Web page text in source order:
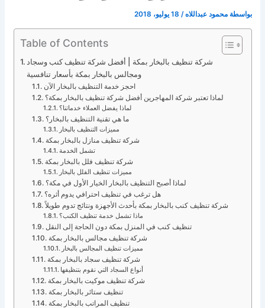
بواسطة محمود عبداللاه/ 18 يوليو، 2018
Table of Contents
شركة تنظيف بالبخار بمكة | أفضل شركة تنظيف كنب وسجاد
ومجالس بالبخار بمكة بأسعار تنافسية
احجز خدمة التنظيف بالبخار الآن
لماذا تعتبر شركة المهاجرين أفضل شركة تنظيف بالبخار بمكة؟
لماذا يفضل العملاء خدماتنا؟
ما هي تقنية التنظيف بالبخار؟
مميزات التنظيف بالبخار
شركة تنظيف منازل بالبخار بمكة
تشمل الخدمة
شركة تنظيف فلل بالبخار بمكة
مميزات تنظيف الفلل بالبخار
لماذا أصبح التنظيف بالبخار الخيار الأول في مكة؟
هل ترغب في تنظيف احترافي يدوم أثره؟
شركة تنظيف كنب بالبخار بمكة بأحدث الأجهزة ونتائج تدوم طويلاً
ماذا تشمل خدمة تنظيف الكنب؟
تنظيف كنب في المنزل بمكة دون الحاجة إلى النقل
شركة تنظيف مجالس بالبخار بمكة
مميزات تنظيف المجالس بالبخار
شركة تنظيف سجاد بالبخار بمكة
أنواع السجاد التي نقوم بتنظيفها
شركة تنظيف موكيت بالبخار بمكة
تنظيف ستائر بالبخار بمكة
تنظيف المراتب بالبخار بمكة